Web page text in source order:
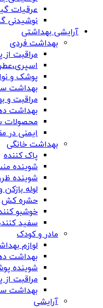
عرقیات
نوشیدنی
آرایشی بهداشتی
بهداشت فردی
مراقبت
پوشک و
بهداشت
مراقبت و
بهداشت
محصولات
ایمنی در
بهداشت خانگی
پاک کننده
شوینده
شوینده
لوله بازکن
حشره کش
خوشبو
سفید
مادر و کودک
لوازم
بهداشت
شوینده
مراقبت
بهداشت
آرایشی